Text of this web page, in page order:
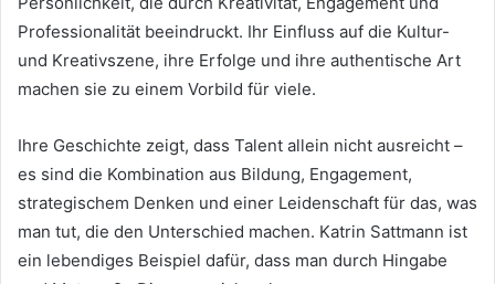
Professionalität beeindruckt. Ihr Einfluss auf die Kultur-
und Kreativszene, ihre Erfolge und ihre authentische Art
machen sie zu einem Vorbild für viele.
Ihre Geschichte zeigt, dass Talent allein nicht ausreicht –
es sind die Kombination aus Bildung, Engagement,
strategischem Denken und einer Leidenschaft für das, was
man tut, die den Unterschied machen. Katrin Sattmann ist
ein lebendiges Beispiel dafür, dass man durch Hingabe